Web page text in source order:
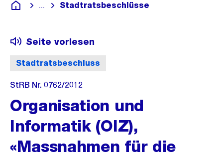
Deutsch
Blende alle Breadcrumbs ein
Stadtratsbeschlüsse
Stadtratsbeschluss
Seite vorlesen
StRB Nr. 0762/2012
Organisation und
Informatik (OIZ),
«Massnahmen für die